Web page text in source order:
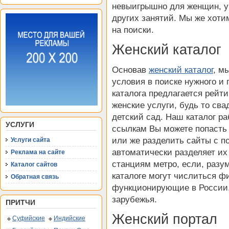
УСЛУГИ
Услуги сайта
Реклама на сайте
Каталог сайтов
Обратная связь
ПРИТЧИ
Суфийские
Индийские
невыигрышно для женщин, у
других занятий. Мы же
на поиски.
Женский каталог
Основав женский каталог,
условия в поиске нужного и
каталога предлагается
женские услуги, будь то
детский сад. Наш каталог
ссылкам Вы можете попасть
или же разделить сайты с
автоматически разделяет
станциям метро, если,
каталоге могут числиться
функционирующие в
зарубежья.
Женский портал